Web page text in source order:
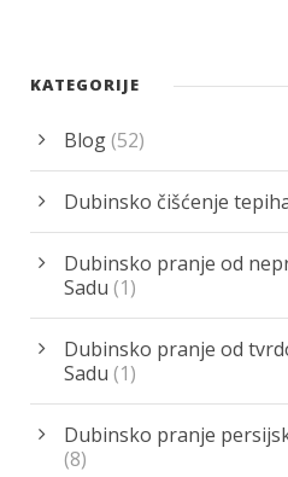
KATEGORIJE
Blog(52)
Dubinsko čišćenje
Dubinsko pranje od
Sadu (1)
Dubinsko pranje od
Sadu (1)
Dubinsko pranje
(8)